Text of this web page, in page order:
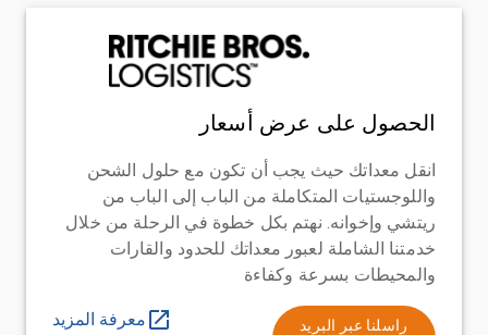
الحصول على عرض أسعار
انقل معداتك حيث يجب أن تكون مع حلول الشحن
واللوجستيات المتكاملة من الباب إلى الباب من
ريتشي وإخوانه. نهتم بكل خطوة في الرحلة من خلال
خدمتنا الشاملة لعبور معداتك للحدود والقارات
والمحيطات بسرعة وكفاءة
راسلنا عبر البريد
معرفة المزيد